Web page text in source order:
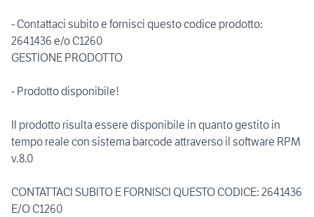
- Contattaci subito e fornisci questo codice prodotto:
2641436 e/o C1260
GESTIONE PRODOTTO
- Prodotto disponibile!
Il prodotto risulta essere disponibile in quanto gestito in
tempo reale con sistema barcode attraverso il software RPM
v.8.0
CONTATTACI SUBITO E FORNISCI QUESTO CODICE: 2641436
E/O C1260